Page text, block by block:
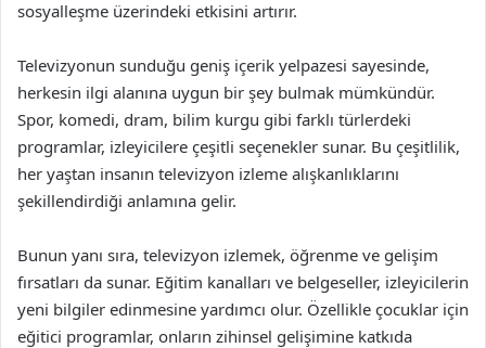
sosyalleşme üzerindeki etkisini artırır.
Televizyonun sunduğu geniş içerik yelpazesi sayesinde,
herkesin ilgi alanına uygun bir şey bulmak mümkündür.
Spor, komedi, dram, bilim kurgu gibi farklı türlerdeki
programlar, izleyicilere çeşitli seçenekler sunar. Bu çeşitlilik,
her yaştan insanın televizyon izleme alışkanlıklarını
şekillendirdiği anlamına gelir.
Bunun yanı sıra, televizyon izlemek, öğrenme ve gelişim
fırsatları da sunar. Eğitim kanalları ve belgeseller, izleyicilerin
yeni bilgiler edinmesine yardımcı olur. Özellikle çocuklar için
eğitici programlar, onların zihinsel gelişimine katkıda